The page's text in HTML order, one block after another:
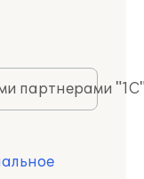
партнерами